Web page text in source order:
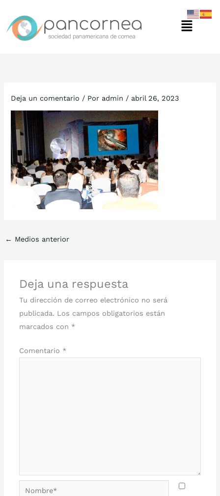
contenido
Menú
Deja un comentario / Por admin / abril 26, 2023
← Medios anterior
Deja una respuesta
Tu dirección de correo electrónico no será
publicada. Los campos obligatorios están
marcados con *
Comentario *
Nombre*